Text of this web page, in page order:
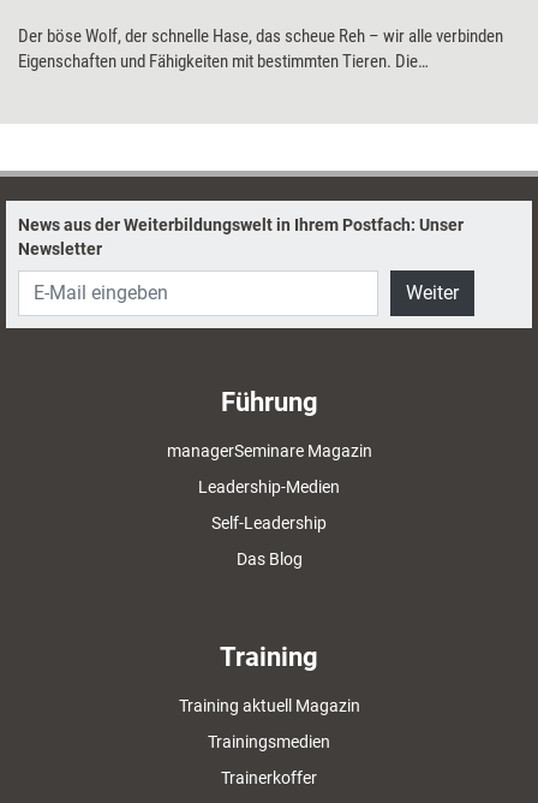
Der böse Wolf, der schnelle Hase, das scheue Reh – wir alle verbinden
Eigenschaften und Fähigkeiten mit bestimmten Tieren. Die
News aus der Weiterbildungswelt in Ihrem Postfach: Unser
Newsletter
Weiter
Führung
managerSeminare Magazin
Leadership-Medien
Self-Leadership
Das Blog
Training
Training aktuell Magazin
Trainingsmedien
Trainerkoffer